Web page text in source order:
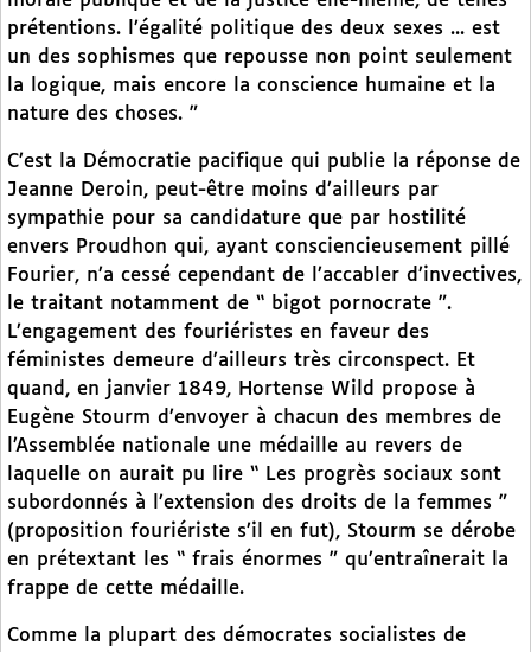
prétentions. l’égalité politique des deux sexes ... est
un des sophismes que repousse non point seulement
la logique, mais encore la conscience humaine et la
nature des choses. ”
C’est la Démocratie pacifique qui publie la réponse de
Jeanne Deroin, peut-être moins d’ailleurs par
sympathie pour sa candidature que par hostilité
envers Proudhon qui, ayant consciencieusement pillé
Fourier, n’a cessé cependant de l’accabler d’invectives,
le traitant notamment de “ bigot pornocrate ”.
L’engagement des fouriéristes en faveur des
féministes demeure d’ailleurs très circonspect. Et
quand, en janvier 1849, Hortense Wild propose à
Eugène Stourm d’envoyer à chacun des membres de
l’Assemblée nationale une médaille au revers de
laquelle on aurait pu lire “ Les progrès sociaux sont
subordonnés à l’extension des droits de la femmes ”
(proposition fouriériste s’il en fut), Stourm se dérobe
en prétextant les “ frais énormes ” qu’entraînerait la
frappe de cette médaille.
Comme la plupart des démocrates socialistes de